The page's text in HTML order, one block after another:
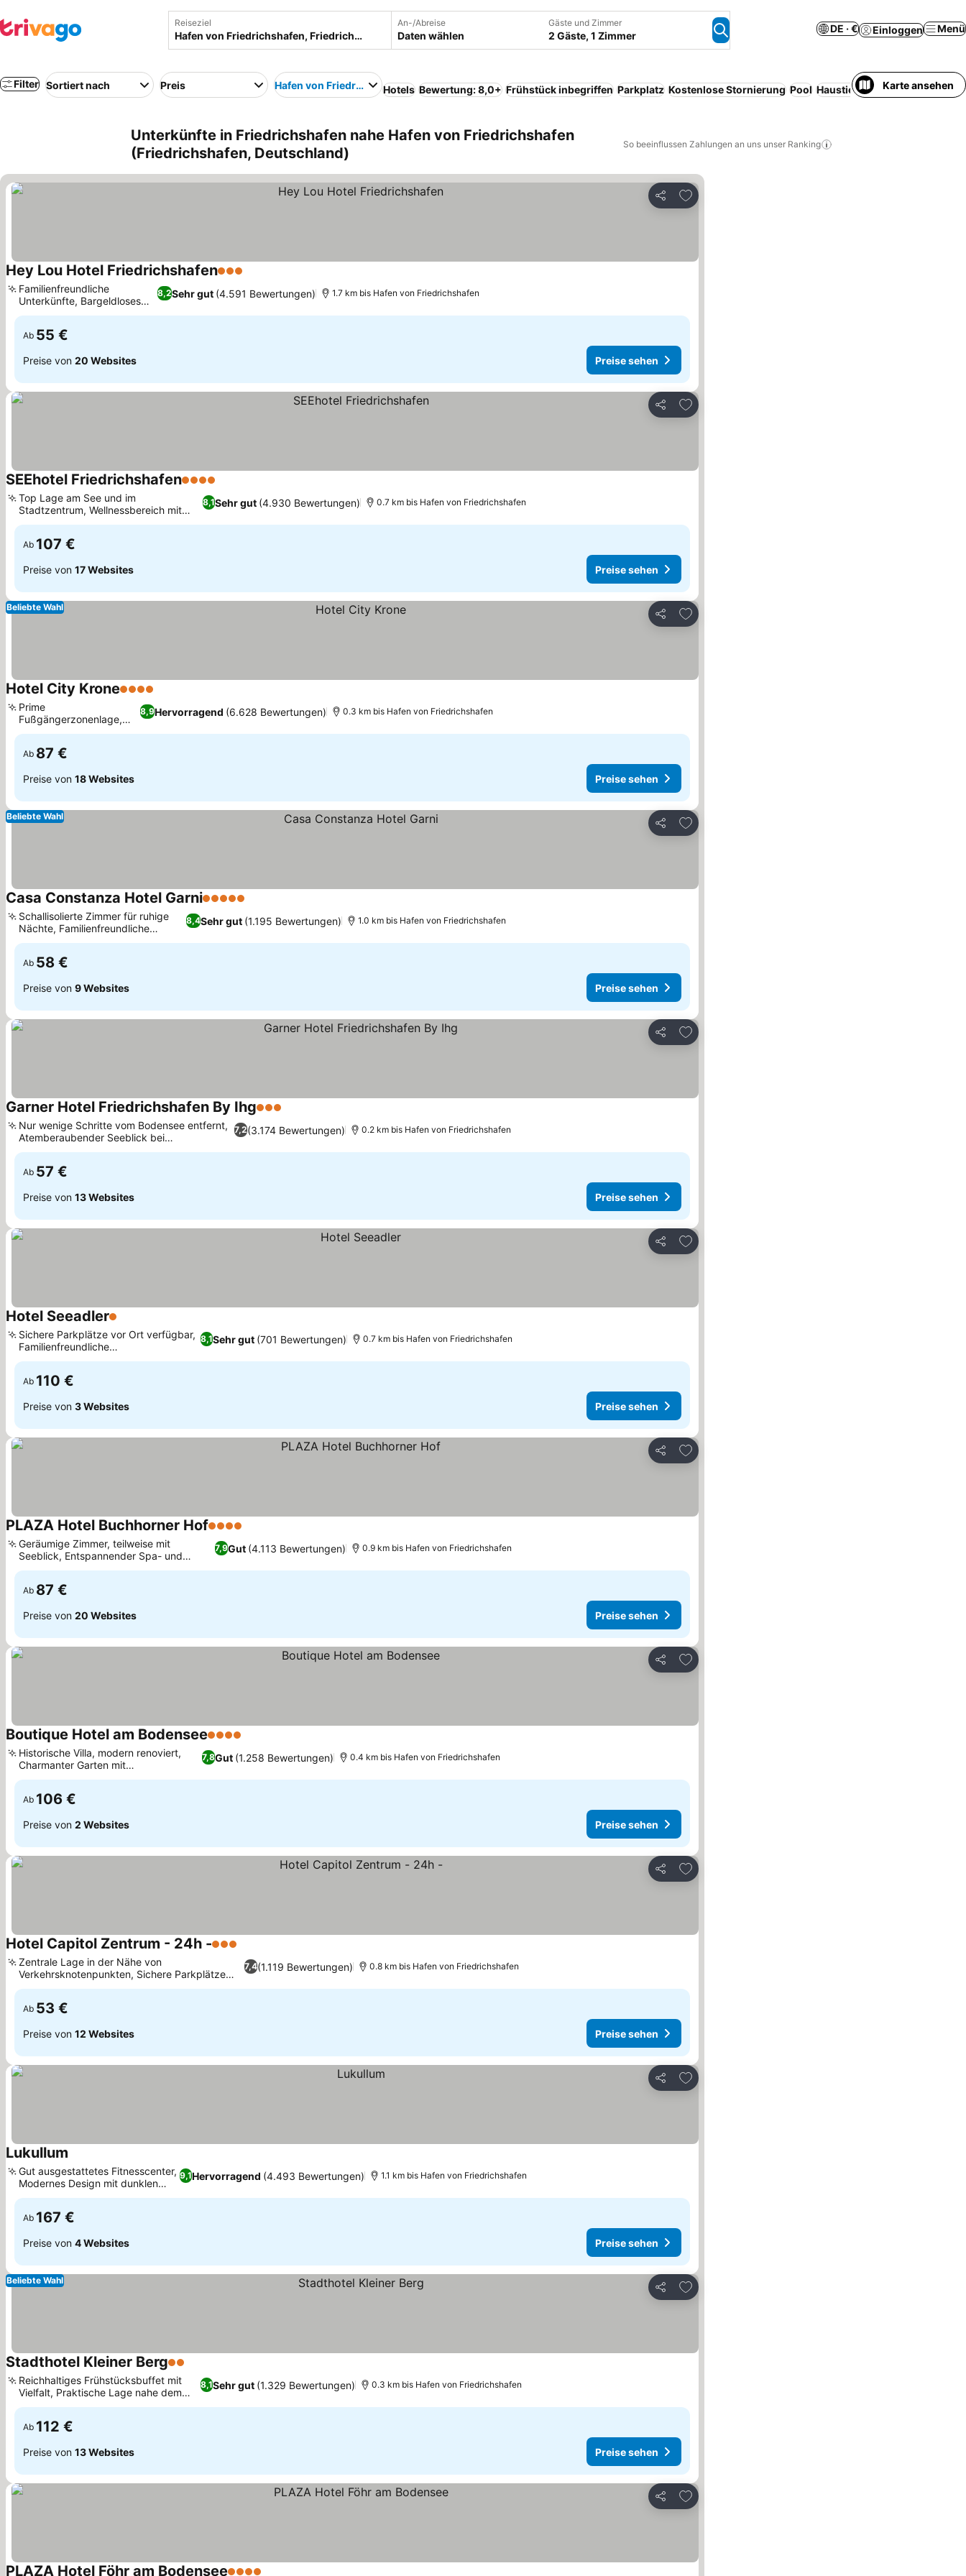
Reiseziel An-/Abreise
Daten wählen
Gäste und Zimmer
2 Gäste, 1 Zimmer
DE · € Einloggen Menü
Filter Sortiert nach Preis Hafen von Friedrichshafen
Hotels Bewertung: 8,0+ Frühstück inbegriffen Parkplatz Kostenlose Stornierung Pool Haustiere erlaubtKarte ansehen
Unterkünfte in Friedrichshafen nahe Hafen von Friedrichshafen
(Friedrichshafen, Deutschland)
So beeinflussen Zahlungen an uns unser Ranking
Teilen
Zu Favoriten hinzufügen
Hey Lou Hotel Friedrichshafen3 Sterne
8,2Sehr gut (4.591 Bewertungen)
Familienfreundliche
Unterkünfte, Bargeldloses
Bezahlen
1.7 km bis Hafen von Friedrichshafen
Ab 55 €
Preise von 20 Websites Preise sehen
Teilen
Zu Favoriten hinzufügen
SEEhotel Friedrichshafen4 Sterne
8,1Sehr gut (4.930 Bewertungen)
Top Lage am See und im
Stadtzentrum, Wellnessbereich mit
Sauna und Dampfbad
0.7 km bis Hafen von Friedrichshafen
Ab 107 €
Preise von 17 Websites Preise sehen
Teilen
Zu Favoriten hinzufügen
Beliebte Wahl
Hotel City Krone4 Sterne
8,9Hervorragend (6.628 Bewertungen)
Prime
Fußgängerzonenlage,
Einladende Lobbybar
0.3 km bis Hafen von Friedrichshafen
Ab 87 €
Preise von 18 Websites Preise sehen
Teilen
Zu Favoriten hinzufügen
Beliebte Wahl
Casa Constanza Hotel Garni5 Sterne
8,4Sehr gut (1.195 Bewertungen)
Schallisolierte Zimmer für ruhige
Nächte, Familienfreundliche
Unterkunft
1.0 km bis Hafen von Friedrichshafen
Ab 58 €
Preise von 9 Websites Preise sehen
Teilen
Zu Favoriten hinzufügen
Garner Hotel Friedrichshafen By Ihg3 Sterne
7,2(3.174 Bewertungen)
Nur wenige Schritte vom Bodensee entfernt,
Atemberaubender Seeblick bei
Sonnenaufgang
0.2 km bis Hafen von Friedrichshafen
Ab 57 €
Preise von 13 Websites Preise sehen
Teilen
Zu Favoriten hinzufügen
Hotel Seeadler1 Sterne
8,1Sehr gut (701 Bewertungen)
Sichere Parkplätze vor Ort verfügbar,
Familienfreundliche
Unterkunftsoptionen
0.7 km bis Hafen von Friedrichshafen
Ab 110 €
Preise von 3 Websites Preise sehen
Teilen
Zu Favoriten hinzufügen
PLAZA Hotel Buchhorner Hof4 Sterne
7,9Gut (4.113 Bewertungen)
Geräumige Zimmer, teilweise mit
Seeblick, Entspannender Spa- und
Wellnessbereich
0.9 km bis Hafen von Friedrichshafen
Ab 87 €
Preise von 20 Websites Preise sehen
Teilen
Zu Favoriten hinzufügen
Boutique Hotel am Bodensee4 Sterne
7,8Gut (1.258 Bewertungen)
Historische Villa, modern renoviert,
Charmanter Garten mit
Sitzgelegenheiten
0.4 km bis Hafen von Friedrichshafen
Ab 106 €
Preise von 2 Websites Preise sehen
Teilen
Zu Favoriten hinzufügen
Hotel Capitol Zentrum - 24h -3 Sterne
7,4(1.119 Bewertungen)
Zentrale Lage in der Nähe von
Verkehrsknotenpunkten, Sichere Parkplätze
und E-Bike-Ladestation
0.8 km bis Hafen von Friedrichshafen
Ab 53 €
Preise von 12 Websites Preise sehen
Teilen
Zu Favoriten hinzufügen
Lukullum
9,1Hervorragend (4.493 Bewertungen)
Gut ausgestattetes Fitnesscenter,
Modernes Design mit dunklen
Akzenten
1.1 km bis Hafen von Friedrichshafen
Ab 167 €
Preise von 4 Websites Preise sehen
Teilen
Zu Favoriten hinzufügen
Beliebte Wahl
Stadthotel Kleiner Berg2 Sterne
8,1Sehr gut (1.329 Bewertungen)
Reichhaltiges Frühstücksbuffet mit
Vielfalt, Praktische Lage nahe dem
Bodensee
0.3 km bis Hafen von Friedrichshafen
Ab 112 €
Preise von 13 Websites Preise sehen
Teilen
Zu Favoriten hinzufügen
PLAZA Hotel Föhr am Bodensee